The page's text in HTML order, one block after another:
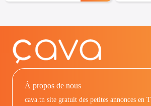
À propos de nous
cava.tn site gratuit des petites annonces en